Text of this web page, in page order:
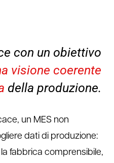
con un obiettivo
visione coerente
della produzione.
un MES non
dati di produzione:
fabbrica comprensibile,